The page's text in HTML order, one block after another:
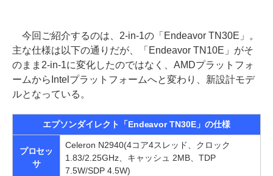
今回ご紹介するのは、2-in-1の「Endeavor TN30E」。
主な仕様は以下の通りだが、「Endeavor TN10E」がそ
のまま2-in-1に変化したのではなく、AMDプラットフォ
ームからIntelプラットフォームへと変わり、新設計モデ
ルとなっている。
エプソンダイレクト「Endeavor TN30E」の仕様
プロセッ
サ
Celeron N2940(4コア4スレッド、クロック
1.83/2.25GHz、キャッシュ 2MB、TDP
7.5W/SDP 4.5W)